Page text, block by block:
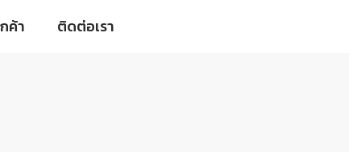
ค้า ติดต่อเรา